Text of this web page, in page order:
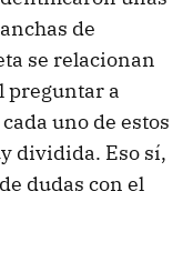
de
se relacionan
preguntar a
uno de estos
dividida. Eso sí,
dudas con el